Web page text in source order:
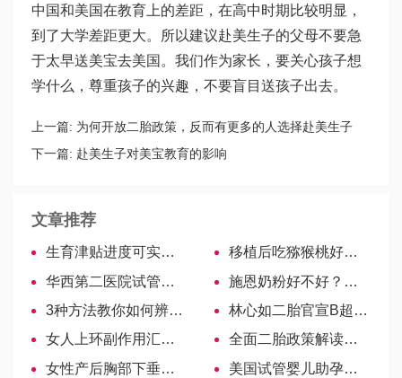
中国和美国在教育上的差距，在高中时期比较明显，
到了大学差距更大。所以建议赴美生子的父母不要急
于太早送美宝去美国。我们作为家长，要关心孩子想
学什么，尊重孩子的兴趣，不要盲目送孩子出去。
上一篇: 为何开放二胎政策，反而有更多的人选择赴美生子
下一篇: 赴美生子对美宝教育的影响
文章推荐
生育津贴进度可实时查询，5大途径请看这里 ！
移植后吃猕猴桃好处多，该怎么吃看这里！
华西第二医院试管婴儿医生名单，2022助孕成功率高的大夫参考
施恩奶粉好不好？看看配方、质量就知道怎么样
3种方法教你如何辨别贝亲安抚奶嘴的真假！
林心如二胎官宣B超单，满满幸福感
女人上环副作用汇总，5大坏处不可忽视
全面二胎政策解读！开放时间、具体内容看这里！
女性产后胸部下垂不必苦恼，轻松get这5招可有效预防
美国试管婴儿助孕期间女方取卵的注意事项是什么？